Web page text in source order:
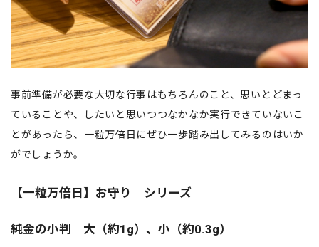
事前準備が必要な大切な行事はもちろんのこと、思いとどまっ
ていることや、したいと思いつつなかなか実行できていないこ
とがあったら、一粒万倍日にぜひ一歩踏み出してみるのはいか
がでしょうか。
【一粒万倍日】お守り シリーズ
純金の小判 大（約1g）、小（約0.3g）